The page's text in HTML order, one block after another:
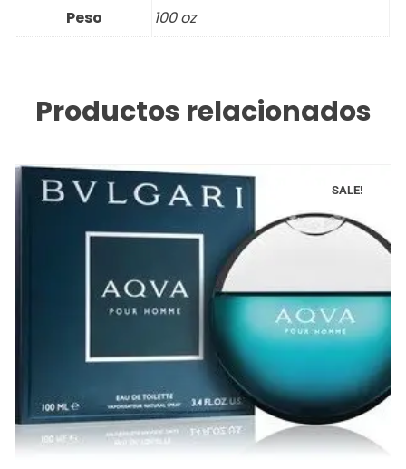
Peso 100 oz
Productos relacionados
SALE!